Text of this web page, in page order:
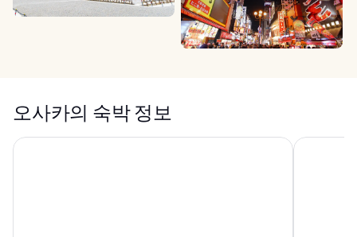
오사카의 숙박 정보
APA 호텔 & 리조트 오사카 난바 역앞 타워 센타라 라